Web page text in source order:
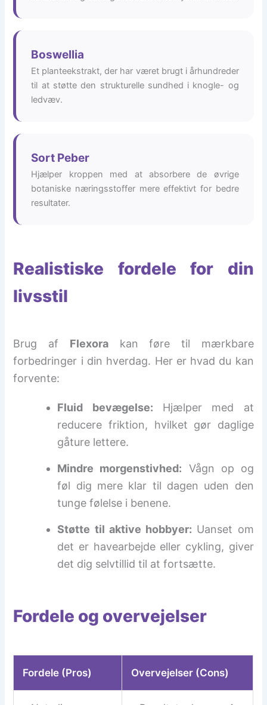
Boswellia
Et planteekstrakt, der har været brugt i århundreder
til at støtte den strukturelle sundhed i knogle- og
ledvæv.
Sort Peber
Hjælper kroppen med at absorbere de øvrige
botaniske næringsstoffer mere effektivt for bedre
resultater.
Realistiske fordele for din
livsstil
Brug af Flexorakan føre til mærkbare
forbedringer i din hverdag. Her er hvad du kan
forvente:
Fluid bevægelse: Hjælper med at
reducere friktion, hvilket gør daglige
gåture lettere.
Mindre morgenstivhed: Vågn op og
føl dig mere klar til dagen uden den
tunge følelse i benene.
Støtte til aktive hobbyer: Uanset om
det er havearbejde eller cykling, giver
det dig selvtillid til at fortsætte.
Fordele og overvejelser
Fordele (Pros) Overvejelser (Cons)